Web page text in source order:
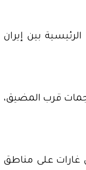
بين إيران
قرب المضيق،
غارات على مناطق